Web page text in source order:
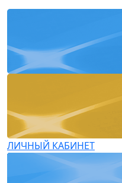
ЛИЧНЫЙ КАБИНЕТ